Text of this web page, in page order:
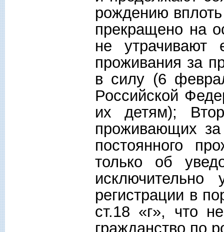
рождению
прекращено на
не утрачивают
проживания за
в силу (6
Российской
их детям);
проживающих
постоянного
только об
регистрации в
ст.18 «г», что
гражданство по